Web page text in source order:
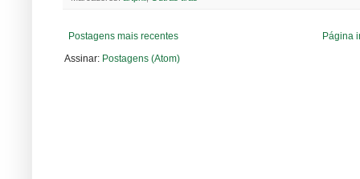
Postagens mais recentes
Página
Assinar: Postagens (Atom)